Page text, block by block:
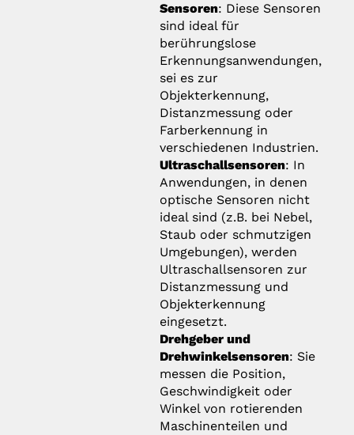
Sensoren: Diese Sensoren
sind ideal für
berührungslose
Erkennungsanwendungen,
sei es zur
Objekterkennung,
Distanzmessung oder
Farberkennung in
verschiedenen Industrien.
Ultraschallsensoren: In
Anwendungen, in denen
optische Sensoren nicht
ideal sind (z.B. bei Nebel,
Staub oder schmutzigen
Umgebungen), werden
Ultraschallsensoren zur
Distanzmessung und
Objekterkennung
eingesetzt.
Drehgeber und
Drehwinkelsensoren: Sie
messen die Position,
Geschwindigkeit oder
Winkel von rotierenden
Maschinenteilen und